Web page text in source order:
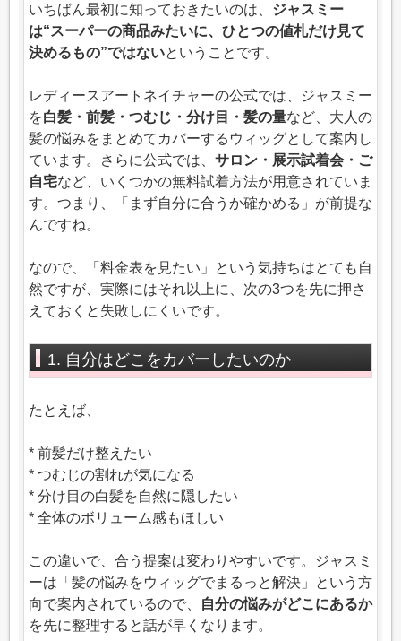
いちばん最初に知っておきたいのは、 ジャスミー
は“スーパーの商品みたいに、ひとつの値札だけ見て
決めるもの”ではないということです。
レディースアートネイチャーの公式では、ジャスミー
を白髪・前髪・つむじ・分け目・髪の量など、大人の
髪の悩みをまとめてカバーするウィッグとして案内し
ています。さらに公式では、 サロン・展示試着会・ご
自宅など、いくつかの無料試着方法が用意されていま
す。つまり、「まず自分に合うか確かめる」が前提な
んですね。
なので、「料金表を見たい」という気持ちはとても自
然ですが、実際にはそれ以上に、次の3つを先に押さ
えておくと失敗しにくいです。
1. 自分はどこをカバーしたいのか
たとえば、
* 前髪だけ整えたい
* つむじの割れが気になる
* 分け目の白髪を自然に隠したい
* 全体のボリューム感もほしい
この違いで、合う提案は変わりやすいです。ジャスミ
ーは「髪の悩みをウィッグでまるっと解決」という方
向で案内されているので、
自分の悩みがどこにあるか
を先に整理すると話が早くなります。